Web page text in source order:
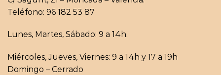
Teléfono: 96 182 53 87
Lunes, Martes, Sábado: 9 a 14h.
Miércoles, Jueves, Viernes: 9 a 14h y 17 a 19h
Domingo – Cerrado